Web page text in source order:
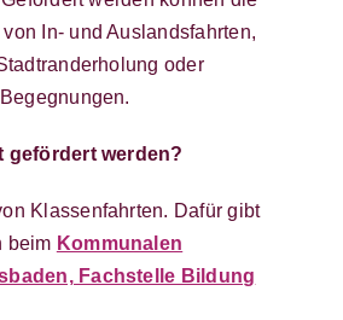
In- und Auslandsfahrten,
oder
gefördert werden?
Klassenfahrten. Dafür gibt
beim Kommunalen
Fachstelle Bildung